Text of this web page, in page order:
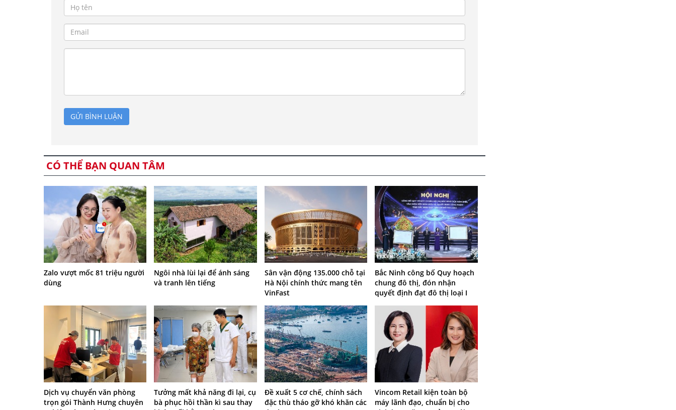
GỬI BÌNH LUẬN
CÓ THỂ BẠN QUAN TÂM
Zalo vượt mốc 81 triệu người
dùng
Ngôi nhà lùi lại để ánh sáng
và tranh lên tiếng
Sân vận động 135.000 chỗ tại
Hà Nội chính thức mang tên
VinFast
Bắc Ninh công bố Quy hoạch
chung đô thị, đón nhận
quyết định đạt đô thị loại I
Dịch vụ chuyển văn phòng
trọn gói Thành Hưng chuyên
Tưởng mất khả năng đi lại, cụ
bà phục hồi thần kì sau thay
Đề xuất 5 cơ chế, chính sách
đặc thù tháo gỡ khó khăn các
Vincom Retail kiện toàn bộ
máy lãnh đạo, chuẩn bị cho